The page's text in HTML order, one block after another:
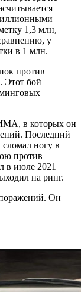
1,3 млн,
у
в 1 млн.
против
Этот бой
в которых он
Последний
сломал ногу в
против
в июле 2021
на ринг.
Он